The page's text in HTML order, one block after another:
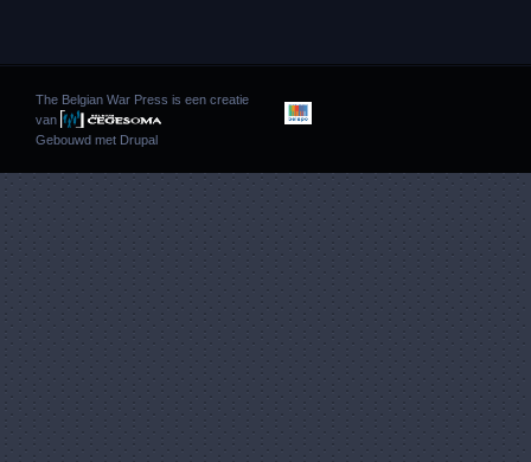
The Belgian War Press is een creatie
van
Gebouwd met Drupal